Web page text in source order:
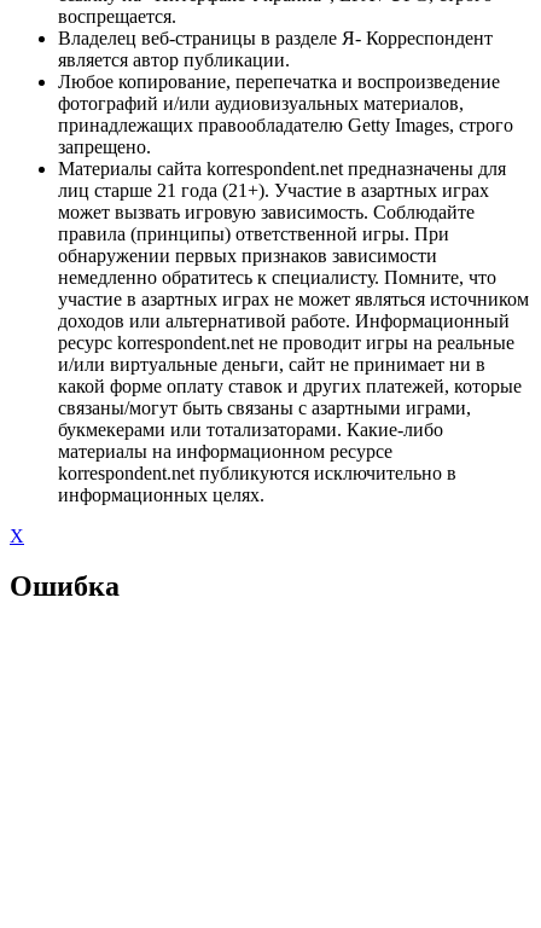
воспрещается.
Владелец веб-страницы в разделе Я- Корреспондент
является автор публикации.
Любое копирование, перепечатка и воспроизведение
фотографий и/или аудиовизуальных материалов,
принадлежащих правообладателю Getty Images, строго
запрещено.
Материалы сайта korrespondent.net предназначены для
лиц старше 21 года (21+). Участие в азартных играх
может вызвать игровую зависимость. Соблюдайте
правила (принципы) ответственной игры. При
обнаружении первых признаков зависимости
немедленно обратитесь к специалисту. Помните, что
участие в азартных играх не может являться источником
доходов или альтернативой работе. Информационный
ресурс korrespondent.net не проводит игры на реальные
и/или виртуальные деньги, сайт не принимает ни в
какой форме оплату ставок и других платежей, которые
связаны/могут быть связаны с азартными играми,
букмекерами или тотализаторами. Какие-либо
материалы на информационном ресурсе
korrespondent.net публикуются исключительно в
информационных целях.
X
Ошибка